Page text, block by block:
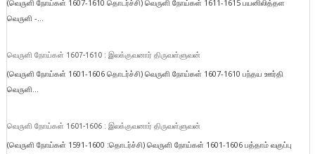
(வெருளி நோய்கள் 1607-1610 தொடர்ச்சி) வெருளி நோய்கள் 1611-1615 பயனிலித்தள
வெருளி -...
வெருளி நோய்கள் 1607-1610 : இலக்குவனார் திருவள்ளுவன்
(வெருளி நோய்கள் 1601-1606 தொடர்ச்சி) வெருளி நோய்கள் 1607-1610 பந்தய ஊர்தி
வெருளி...
வெருளி நோய்கள் 1601-1606 : இலக்குவனார் திருவள்ளுவன்
(வெருளி நோய்கள் 1591-1600 :தொடர்ச்சி) வெருளி நோய்கள் 1601-1606 பத்தாம் வகுப்பு